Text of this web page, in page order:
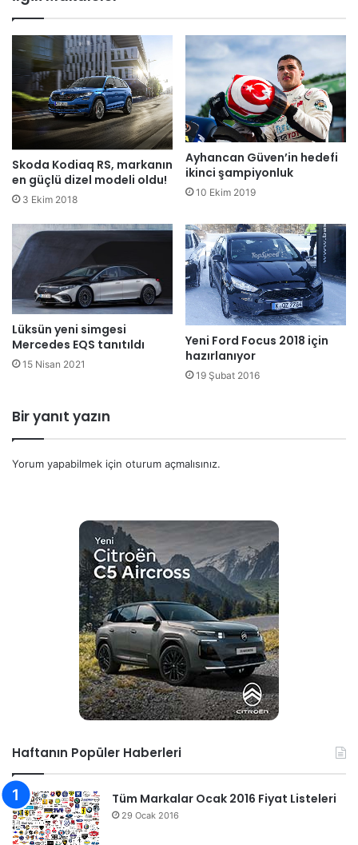
Skoda Kodiaq RS, markanın
en güçlü dizel modeli oldu!
3 Ekim 2018
Ayhancan Güven’in hedefi
ikinci şampiyonluk
10 Ekim 2019
Lüksün yeni simgesi
Mercedes EQS tanıtıldı
15 Nisan 2021
Yeni Ford Focus 2018 için
hazırlanıyor
19 Şubat 2016
Bir yanıt yazın
Yorum yapabilmek için oturum açmalısınız.
Haftanın Popüler Haberleri
Tüm Markalar Ocak 2016 Fiyat Listeleri
29 Ocak 2016